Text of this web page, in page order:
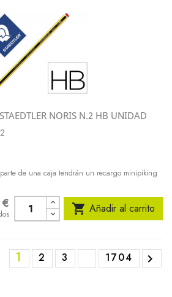
NORIS N.2 HB UNIDAD
de una caja tendrán un recargo minipiking
 Añadir al carrito
1 2 3 1704 